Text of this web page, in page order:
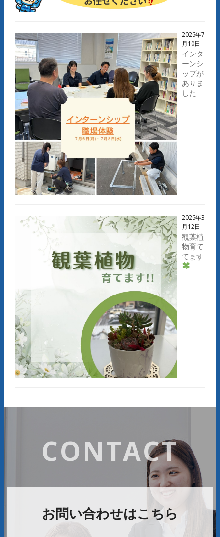
2026年7
月10日
インタ
ーンシ
ップが
ありま
した
2026年3
月12日
観葉植
物育て
てます
CONTACT
お問い合わせはこちら